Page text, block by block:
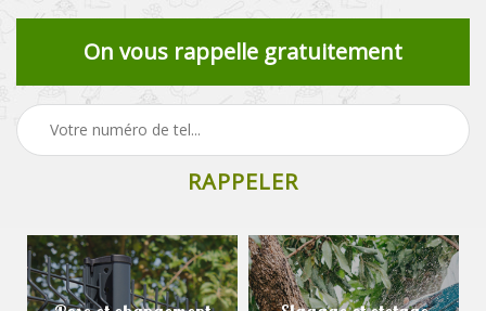
On vous rappelle gratuitement